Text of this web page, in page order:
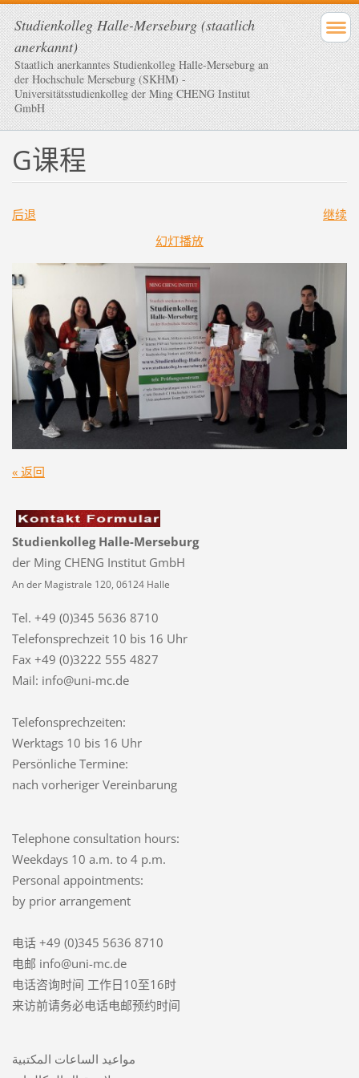
Studienkolleg Halle-Merseburg (staatlich
anerkannt)
Staatlich anerkanntes Studienkolleg Halle-Merseburg an
der Hochschule Merseburg (SKHM) -
Universitätsstudienkolleg der Ming CHENG Institut
GmbH
G课程
后退
继续
幻灯播放
« 返回
Studienkolleg Halle-Merseburg
der Ming CHENG Institut GmbH
An der Magistrale 120, 06124 Halle
Tel. +49 (0)345 5636 8710
Telefonsprechzeit 10 bis 16 Uhr
Fax +49 (0)3222 555 4827
Mail: info@uni-mc.de
Telefonsprechzeiten:
Werktags 10 bis 16 Uhr
Persönliche Termine:
nach vorheriger Vereinbarung
Telephone consultation hours:
Weekdays 10 a.m. to 4 p.m.
Personal appointments:
by prior arrangement
电话 +49 (0)345 5636 8710
电邮 info@uni-mc.de
电话咨询时间 工作日10至16时
来访前请务必电话电邮预约时间
مواعيد الساعات المكتبية